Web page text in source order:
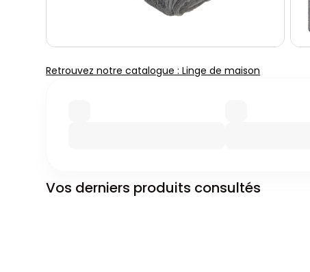
Retrouvez notre catalogue : Linge de maison
Vos derniers produits consultés